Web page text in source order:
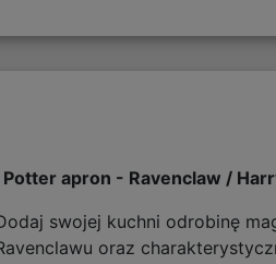
apron - Ravenclaw /
swojej kuchni odrobinę
oraz